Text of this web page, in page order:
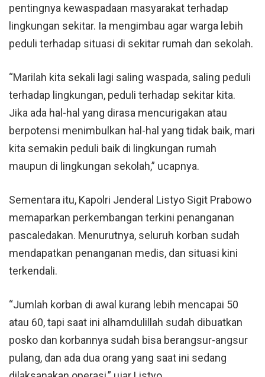
pentingnya kewaspadaan masyarakat terhadap
lingkungan sekitar. Ia mengimbau agar warga lebih
peduli terhadap situasi di sekitar rumah dan sekolah.
“Marilah kita sekali lagi saling waspada, saling peduli
terhadap lingkungan, peduli terhadap sekitar kita.
Jika ada hal-hal yang dirasa mencurigakan atau
berpotensi menimbulkan hal-hal yang tidak baik, mari
kita semakin peduli baik di lingkungan rumah
maupun di lingkungan sekolah,” ucapnya.
Sementara itu, Kapolri Jenderal Listyo Sigit Prabowo
memaparkan perkembangan terkini penanganan
pascaledakan. Menurutnya, seluruh korban sudah
mendapatkan penanganan medis, dan situasi kini
terkendali.
“Jumlah korban di awal kurang lebih mencapai 50
atau 60, tapi saat ini alhamdulillah sudah dibuatkan
posko dan korbannya sudah bisa berangsur-angsur
pulang, dan ada dua orang yang saat ini sedang